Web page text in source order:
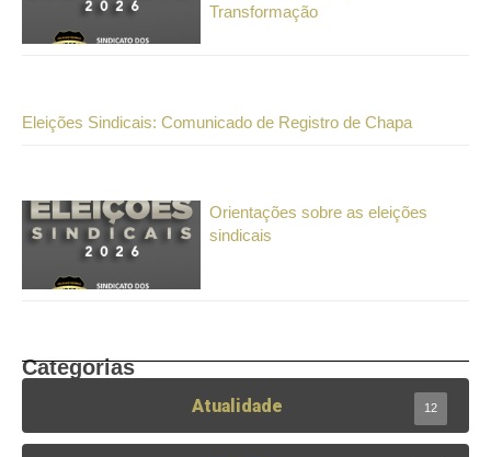
Transformação
Eleições Sindicais: Comunicado de Registro de Chapa
Orientações sobre as eleições
sindicais
Categorias
Atualidade 12